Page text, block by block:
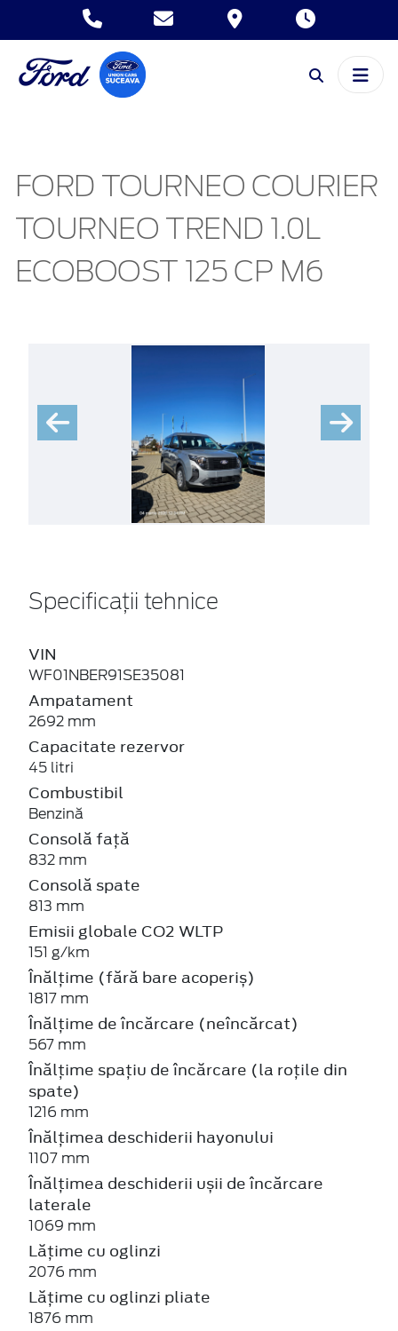
FORD TOURNEO COURIER
TOURNEO TREND 1.0L
ECOBOOST 125 CP M6
Specificații tehnice
VIN
WF01NBER91SE35081
Ampatament
2692 mm
Capacitate rezervor
45 litri
Combustibil
Benzină
Consolă față
832 mm
Consolă spate
813 mm
Emisii globale CO2 WLTP
151 g/km
Înălțime (fără bare acoperiș)
1817 mm
Înălțime de încărcare (neîncărcat)
567 mm
Înălțime spațiu de încărcare (la roțile din
spate)
1216 mm
Înălțimea deschiderii hayonului
1107 mm
Înălțimea deschiderii ușii de încărcare
laterale
1069 mm
Lățime cu oglinzi
2076 mm
Lățime cu oglinzi pliate
1876 mm